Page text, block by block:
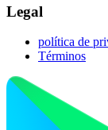
Legal
política de
Términos